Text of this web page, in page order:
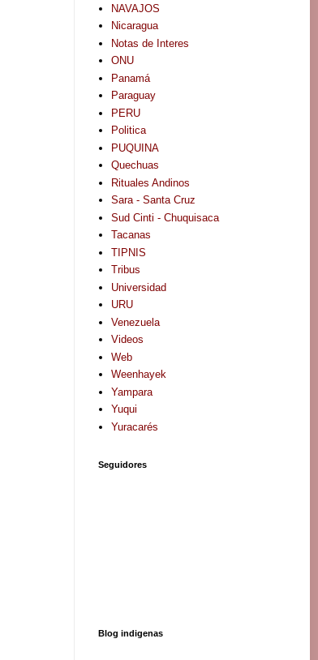
NAVAJOS
Nicaragua
Notas de Interes
ONU
Panamá
Paraguay
PERU
Politica
PUQUINA
Quechuas
Rituales Andinos
Sara - Santa Cruz
Sud Cinti - Chuquisaca
Tacanas
TIPNIS
Tribus
Universidad
URU
Venezuela
Videos
Web
Weenhayek
Yampara
Yuqui
Yuracarés
Seguidores
Blog indigenas